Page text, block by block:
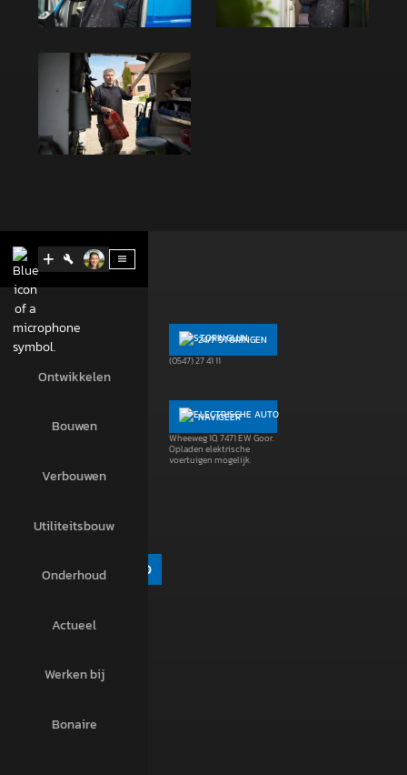
Ontwikkelen
Bouwen
Verbouwen
Utiliteitsbouw
Onderhoud
Actueel
Werken bij
Bonaire
24/7 STORINGEN
(0547) 27 41 11
NAVIGEER
Wheeweg 10, 7471 EW Goor.
Opladen elektrische
voertuigen mogelijk.
info@haafkesgoor.nl